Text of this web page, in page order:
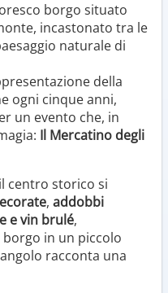
borgo situato
incastonato tra le
naturale di
della
ogni cinque anni,
un evento che, in
Il Mercatino degli
centro storico si
, addobbi
e vin brulé,
in un piccolo
racconta una